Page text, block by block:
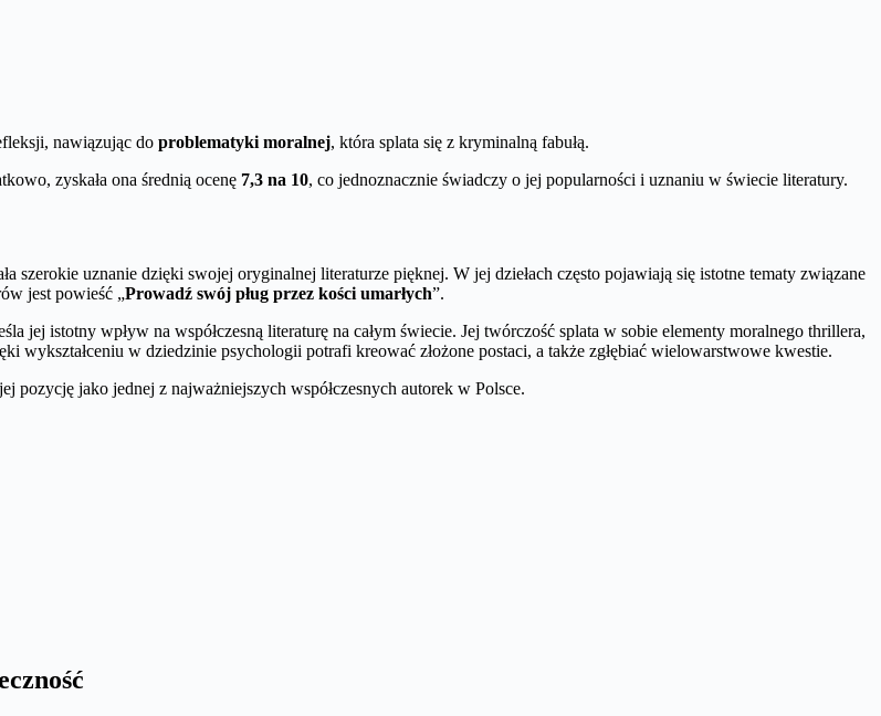
nawiązując do problematyki moralnej, która splata się z kryminalną fabułą.
zyskała ona średnią ocenę 7,3 na 10, co jednoznacznie świadczy o jej popularności i uznaniu w świecie literatury.
szerokie uznanie dzięki swojej oryginalnej literaturze pięknej. W jej dziełach często pojawiają się istotne tematy związane
jest powieść „Prowadź swój pług przez kości umarłych”.
jej istotny wpływ na współczesną literaturę na całym świecie. Jej twórczość splata w sobie elementy moralnego thrillera,
wykształceniu w dziedzinie psychologii potrafi kreować złożone postaci, a także zgłębiać wielowarstwowe kwestie.
jako jednej z najważniejszych współczesnych autorek w Polsce.